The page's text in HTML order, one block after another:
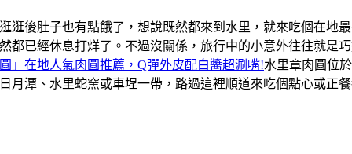
逛後肚子也有點餓了，想說既然都來到水里，就來吃個在地
都已經休息打烊了。不過沒關係，旅行中的小意外往往就是
」在地人氣肉圓推薦，Q彈外皮配白醬超涮嘴!水里章肉圓位
月潭、水里蛇窯或車埕一帶，路過這裡順道來吃個點心或正